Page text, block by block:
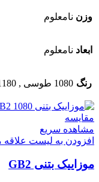
وزن نامعلوم
ابعاد نامعلوم
رنگ 1080 طوسی ,
1180
مقایسه
مشاهده سریع
افزودن به لیست علاقه
موزاییک بتنی GB2